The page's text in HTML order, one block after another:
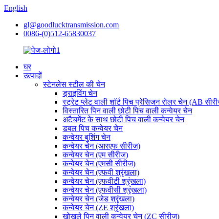
English
gl@goodlucktransmission.com
0086-(0)512-65830037
घर
उत्पादों
स्टेनलेस स्टील की चेन
ड्राइविंग चेन
स्ट्रेट प्लेट वाली शॉर्ट पिच प्रेसिजन रोलर चेन (AB
विस्तारित पिन वाली छोटी पिच वाली कन्वेयर चेन
अटैचमेंट के साथ छोटी पिच वाली कन्वेयर चेन
डबल पिच कन्वेयर चेन
कन्वेयर बुशिंग चेन
कन्वेयर चेन (आरएफ सीरीज)
कन्वेयर चेन (एम सीरीज)
कन्वेयर चेन (एमसी सीरीज)
कन्वेयर चेन (एफवी श्रृंखला)
कन्वेयर चेन (एफवीटी श्रृंखला)
कन्वेयर चेन (एफवीसी श्रृंखला)
कन्वेयर चेन (जेड श्रृंखला)
कन्वेयर चेन (ZE श्रृंखला)
खोखले पिन वाली कन्वेयर चेन (ZC सीरीज)